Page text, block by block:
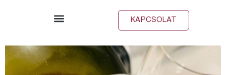
KAPCSOLAT